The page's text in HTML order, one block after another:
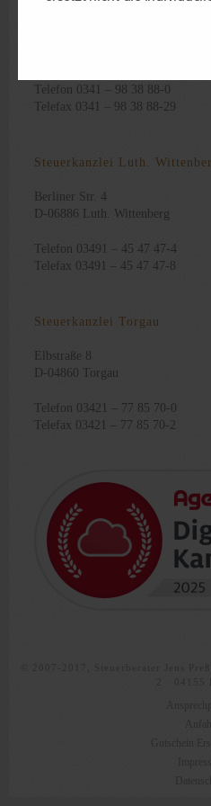
Steuerkanzlei Leipzig
Telefon 0341 – 98 38 88-0
Telefax 0341 – 98 38 88-29
Steuerkanzlei Luth.
Berliner Str. 4
D-06886 Luth. Wittenberg
Telefon 03491 – 45 47 47-4
Telefax 03491 – 45 47 47-8
Steuerkanzlei Torgau
Elbstraße 8
D-04860 Torgau
Telefon 03421 – 77 85 70-0
Telefax 03421 – 77 85 70-2